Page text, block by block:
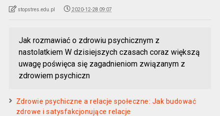
stopstres.edu.pl 2020-12-28 09:07
Jak rozmawiać o zdrowiu psychicznym z
nastolatkiem W dzisiejszych czasach coraz większą
uwagę poświęca się zagadnieniom związanym z
zdrowiem psychiczn
Zdrowie psychiczne a relacje społeczne: Jak budować
zdrowe i satysfakcjonujące relacje